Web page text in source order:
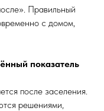
Правильный
с домом,
показатель
после заселения.
решениями,